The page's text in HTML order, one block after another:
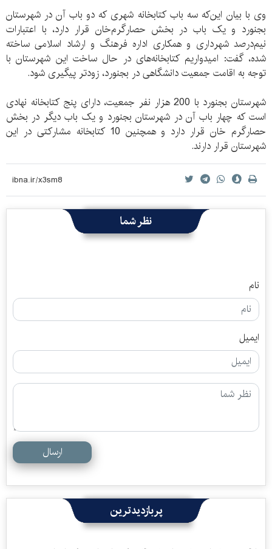
وی با بیان این‌که سه باب کتابخانه شهری که دو باب آن در شهرستان
بجنورد و یک باب در بخش حصارگرم‌خان قرار دارد، با اعتبارات
نیم‌درصد شهرداری و همکاری اداره فرهنگ و ارشاد اسلامی ساخته
شده، گفت: امیدواریم کتابخانه‌های در حال ساخت این شهرستان با
توجه به اقامت جمعیت دانشگاهی در بجنورد، زودتر پیگیری شود.
شهرستان بجنورد با 200 هزار نفر جمعیت، دارای پنج کتابخانه نهادی
است که چهار باب آن در شهرستان بجنورد و یک باب دیگر در بخش
حصارگرم خان قرار دارد و همچنین 10 کتابخانه مشارکتی در این
شهرستان قرار دارند.
نظر شما
نام
ایمیل
ارسال
پربازدیدترین